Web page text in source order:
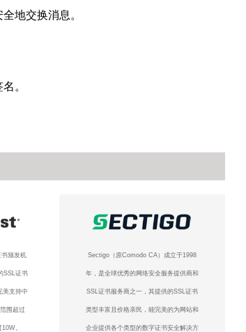
地交换消息。
。
颁发机
SSL证书
美支持中
围超过
。
Sectigo（原Comodo CA）成立于1998
年，是全球优秀的网络安全服务提供商和
SSL证书服务商之一，其提供的SSL证书
类型丰富且价格亲民，能完美的为网站和
企业提供各个类型的数字证书安全解决方